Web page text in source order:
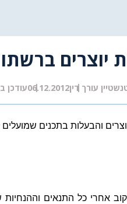
יוצרים
עורך דין06.12.2012עודכן ב-
והבעלות בתכנים
אחרי כל התנאים וההנחיות